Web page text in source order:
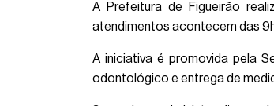
A Prefeitura de Figueirão
atendimentos acontecem das 9h
A iniciativa é promovida pela
odontológico e entrega de